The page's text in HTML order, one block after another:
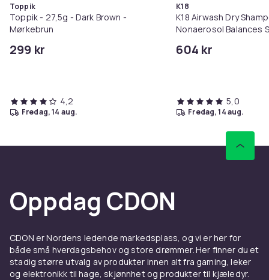
Toppik
Toppik - 27,5g - Dark Brown -
Mørkebrun
299 kr
4,2
fredag, 14 aug.
K18
K18 Airwash Dry
Nonaerosol Balances
604 kr
5,0
fredag, 14 aug.
Oppdag CDON
CDON er Nordens ledende markedsplass, og vi er her for
både små hverdagsbehov og store drømmer. Her finner du et
stadig større utvalg av produkter innen alt fra gaming, leker
og elektronikk til hage, skjønnhet og produkter til kjæledyr.